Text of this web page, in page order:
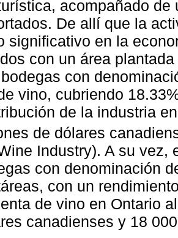
acompañado
De allí que la
significativo en la
con un área
con
vino, cubriendo
de la industria
de dólares
Industry). A su vez,
con denominación
con un
de vino en Ontario
canadienses y 18